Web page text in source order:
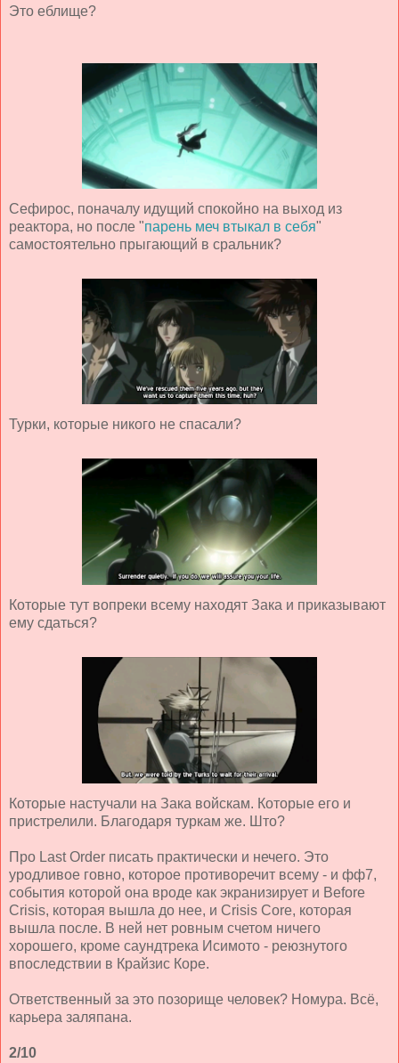
Это еблище?
Сефирос, поначалу идущий спокойно на выход из
реактора, но после "парень меч втыкал в себя"
самостоятельно прыгающий в сральник?
Турки, которые никого не спасали?
Которые тут вопреки всему находят Зака и приказывают
ему сдаться?
Которые настучали на Зака войскам. Которые его и
пристрелили. Благодаря туркам же. Што?
Про Last Order писать практически и нечего. Это
уродливое говно, которое противоречит всему - и фф7,
события которой она вроде как экранизирует и Before
Crisis, которая вышла до нее, и Crisis Core, которая
вышла после. В ней нет ровным счетом ничего
хорошего, кроме саундтрека Исимото - реюзнутого
впоследствии в Крайзис Коре.
Ответственный за это позорище человек? Номура. Всё,
карьера заляпана.
2/10